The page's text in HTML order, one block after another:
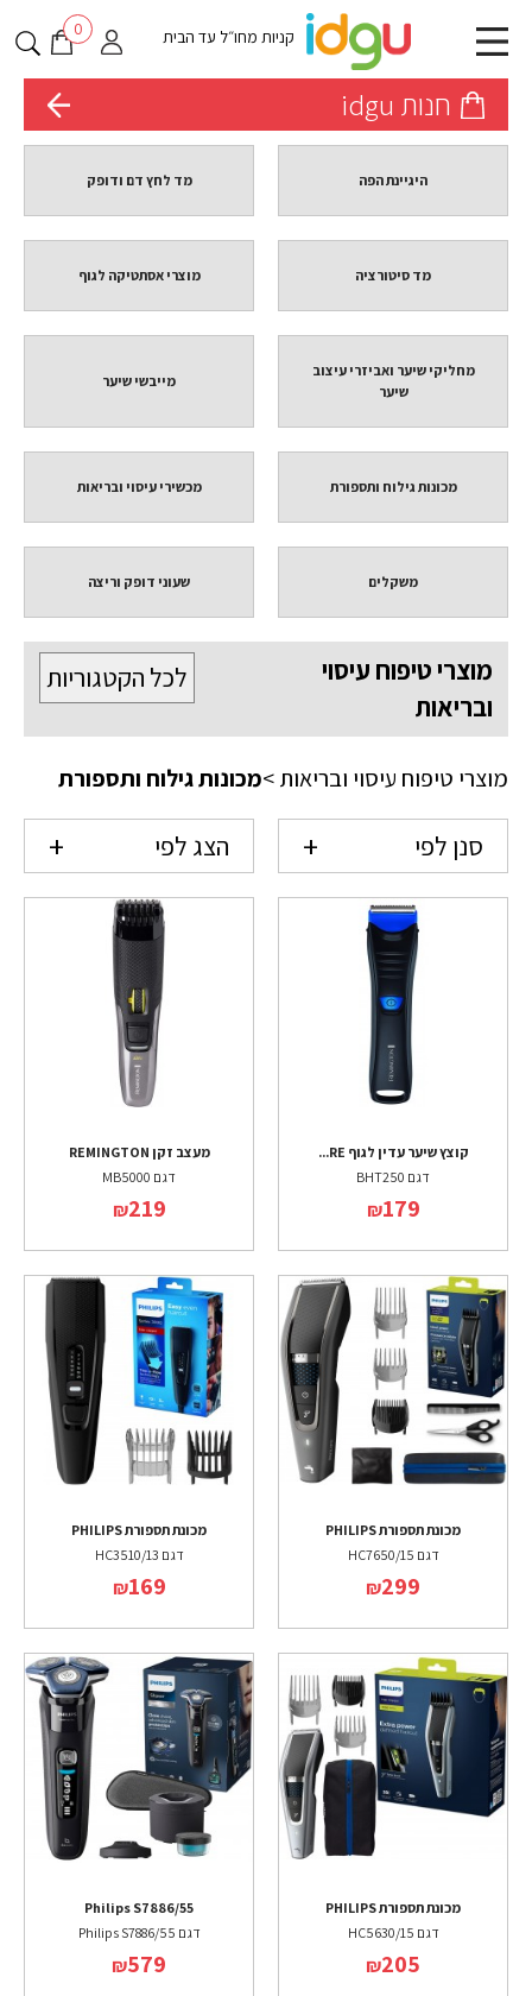
קניות מחו״ל עד הבית 0
חנות idgu
היגיינת הפה מד לחץ דם ודופק
מד סיטורציה מוצרי אסתטיקה לגוף
מחליקי שיער ואביזרי עיצוב
שיער
מייבשי שיער
מכונות גילוח ותספורת מכשירי עיסוי ובריאות
משקלים שעוני דופק וריצה
לכל הקטגוריות
מוצרי טיפוח עיסוי
ובריאות
מוצרי טיפוח עיסוי ובריאות>מכונות גילוח ותספורת
סנן לפי הצג לפי
קוצץ שיער עדין לגוף RE...
דגם BHT250
₪179
מעצב זקן REMINGTON
דגם MB5000
₪219
מכונת תספורת PHILIPS
דגם HC7650/15
₪299
מכונת תספורת PHILIPS
דגם HC3510/13
₪169
מכונת תספורת PHILIPS
דגם HC5630/15
₪205
Philips S7886/55
דגם Philips S7886/55
₪579